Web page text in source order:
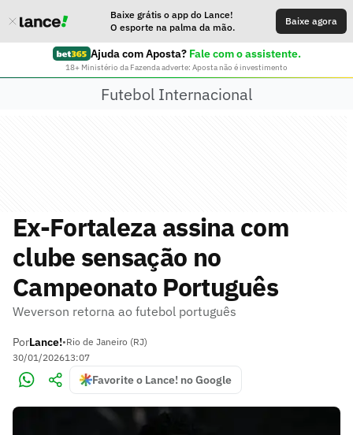
Baixe grátis o app do Lance!
O esporte na palma da mão.
Baixe agora
Ajuda com Aposta? Fale com o assistente.
18+ Ministério da Fazenda adverte: Aposta não é investimento
Futebol Internacional
Ex-Fortaleza assina com
clube sensação no
Campeonato Português
Weverson retorna ao futebol português
PorLance!•Rio de Janeiro (RJ)
30/01/202613:07
Favorite o Lance! no Google